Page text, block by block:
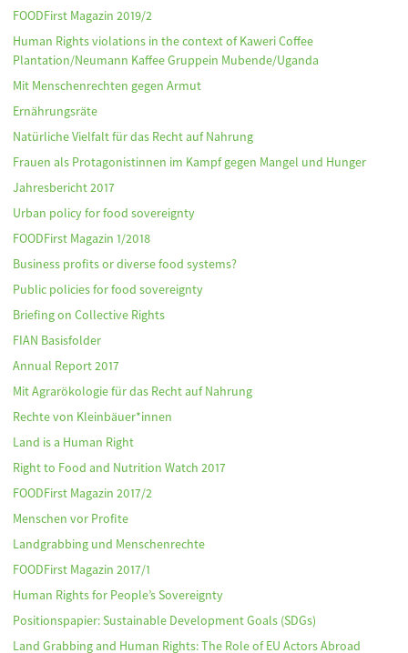
FOODFirst Magazin 2019/2
Human Rights violations in the context of Kaweri Coffee
Plantation/Neumann Kaffee Gruppein Mubende/Uganda
Mit Menschenrechten gegen Armut
Ernährungsräte
Natürliche Vielfalt für das Recht auf Nahrung
Frauen als Protagonistinnen im Kampf gegen Mangel und Hunger
Jahresbericht 2017
Urban policy for food sovereignty
FOODFirst Magazin 1/2018
Business profits or diverse food systems?
Public policies for food sovereignty
Briefing on Collective Rights
FIAN Basisfolder
Annual Report 2017
Mit Agrarökologie für das Recht auf Nahrung
Rechte von Kleinbäuer*innen
Land is a Human Right
Right to Food and Nutrition Watch 2017
FOODFirst Magazin 2017/2
Menschen vor Profite
Landgrabbing und Menschenrechte
FOODFirst Magazin 2017/1
Human Rights for People’s Sovereignty
Positionspapier: Sustainable Development Goals (SDGs)
Land Grabbing and Human Rights: The Role of EU Actors Abroad